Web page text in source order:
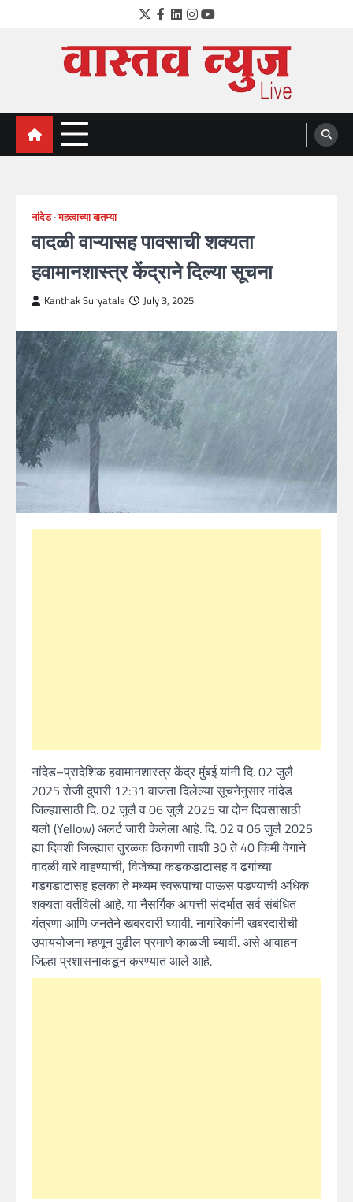
Twitter
Facebook
LinkedIn
Instagram
YouTube
VastavNEWSLive.com
a leading NEWS portal of Maharahstra
नांदेड महत्वाच्या बातम्या
वादळी वाऱ्यासह पावसाची शक्यता
हवामानशास्त्र केंद्राने दिल्या सूचना
Kanthak Suryatale July 3, 2025
नांदेड–प्रादेशिक हवामानशास्त्र केंद्र मुंबई यांनी दि. 02 जुलै
2025 रोजी दुपारी 12:31 वाजता दिलेल्या सूचनेनुसार नांदेड
जिल्ह्यासाठी दि. 02 जुलै व 06 जुलै 2025 या दोन दिवसासाठी
यलो (Yellow) अलर्ट जारी केलेला आहे. दि. 02 व 06 जुलै 2025
ह्या दिवशी जिल्ह्यात तुरळक ठिकाणी ताशी 30 ते 40 किमी वेगाने
वादळी वारे वाहण्याची, विजेच्या कडकडाटासह व ढगांच्या
गडगडाटासह हलका ते मध्यम स्वरूपाचा पाऊस पडण्याची अधिक
शक्यता वर्तविली आहे. या नैसर्गिक आपत्ती संदर्भात सर्व संबंधित
यंत्रणा आणि जनतेने खबरदारी घ्यावी. नागरिकांनी खबरदारीची
उपाययोजना म्हणून पुढील प्रमाणे काळजी घ्यावी. असे आवाहन
जिल्हा प्रशासनाकडून करण्यात आले आहे.